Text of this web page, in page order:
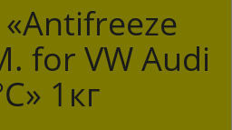
for VW Audi
1кг